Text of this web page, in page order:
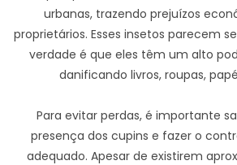
urbanas, trazendo prejuízos
proprietários. Esses insetos parecem
verdade é que eles têm um alto
danificando livros, roupas,
Para evitar perdas, é importante
presença dos cupins e fazer o
adequado. Apesar de existirem